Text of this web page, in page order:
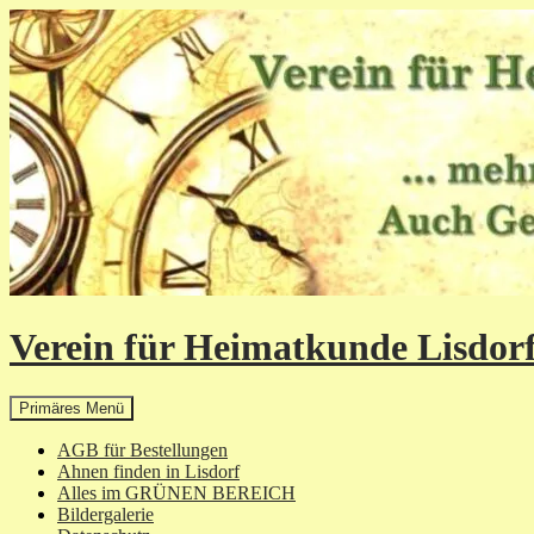
Zum
Inhalt
springen
Verein für Heimatkunde
Suchen
Primäres Menü
AGB für Bestellungen
Ahnen finden in Lisdorf
Alles im GRÜNEN BEREICH
Bildergalerie